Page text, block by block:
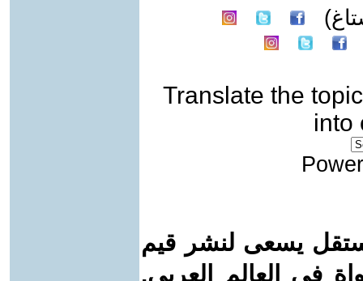
Translate the topic
into
يسعى لنشر قيم
في العالم العربي.